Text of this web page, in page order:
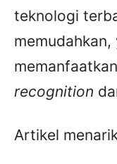
teknologi
recognition
Artikel